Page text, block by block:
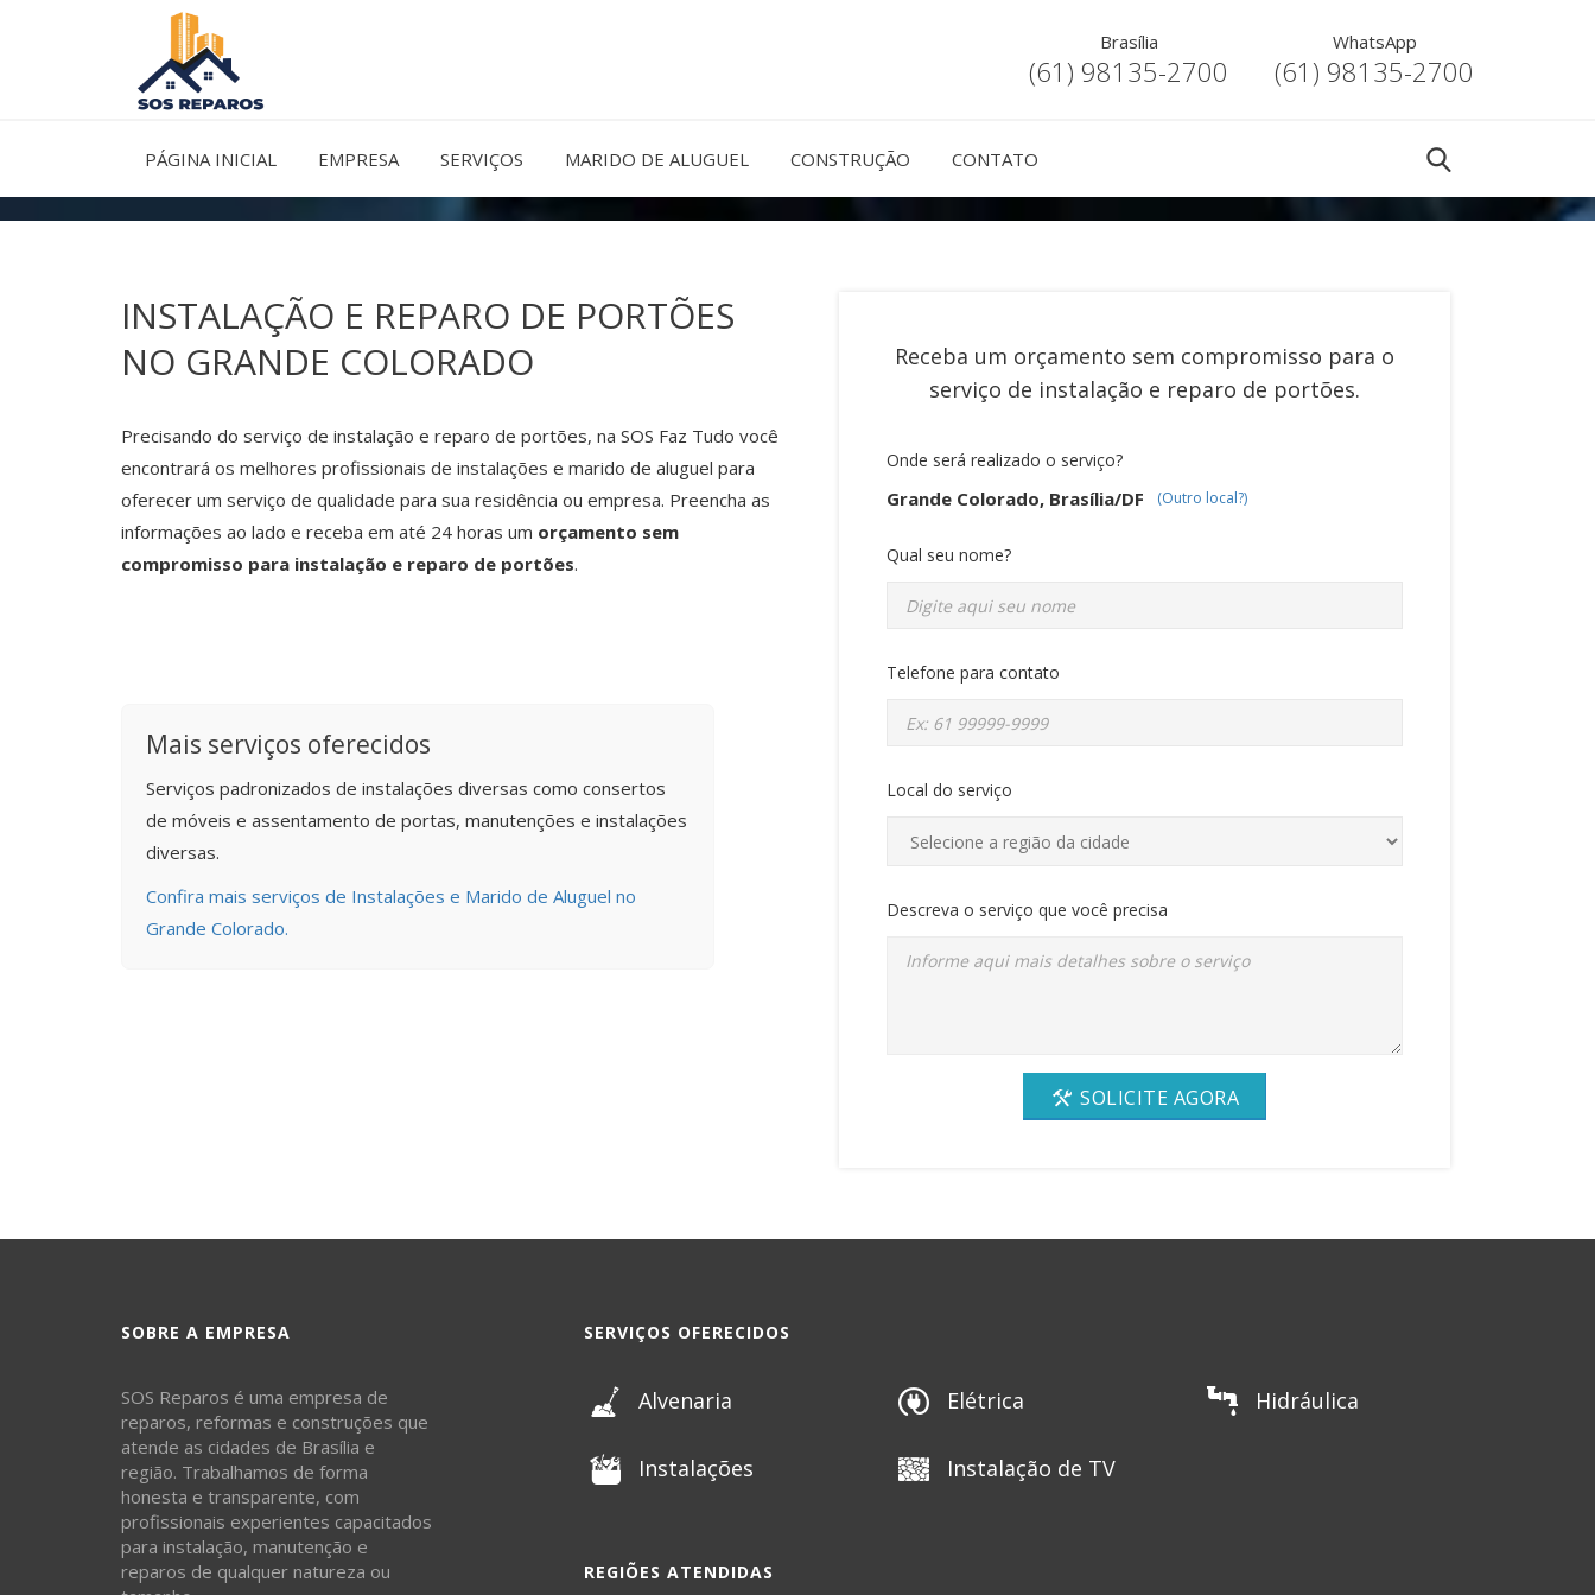
Brasília
(61) 98135-2700
WhatsApp
(61) 98135-2700
PÁGINA INICIAL EMPRESA SERVIÇOS MARIDO DE ALUGUEL CONSTRUÇÃO CONTATO
INSTALAÇÃO E REPARO DE PORTÕES
NO GRANDE COLORADO
Precisando do serviço de instalação e reparo de portões, na SOS Faz Tudo você
encontrará os melhores profissionais de instalações e marido de aluguel para
oferecer um serviço de qualidade para sua residência ou empresa. Preencha as
informações ao lado e receba em até 24 horas um orçamento sem
compromisso para instalação e reparo de portões.
Mais serviços oferecidos
Serviços padronizados de instalações diversas como consertos
de móveis e assentamento de portas, manutenções e instalações
diversas.
Confira mais serviços de Instalações e Marido de Aluguel no
Grande Colorado.
Receba um orçamento sem compromisso para o
serviço de instalação e reparo de portões.
Onde será realizado o serviço?
Grande Colorado, Brasília/DF (Outro local?)
Qual seu nome?
Telefone para contato
Local do serviço
Descreva o serviço que você precisa
SOLICITE AGORA
SOBRE A EMPRESA
SOS Reparos é uma empresa de
reparos, reformas e construções que
atende as cidades de Brasília e
região. Trabalhamos de forma
honesta e transparente, com
profissionais experientes capacitados
para instalação, manutenção e
reparos de qualquer natureza ou
SERVIÇOS OFERECIDOS
Alvenaria
Instalações
Elétrica
Instalação de TV
Hidráulica
REGIÕES ATENDIDAS